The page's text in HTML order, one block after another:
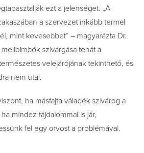
ezt a jelenséget. „A
a szervezet inkább termel
mint kevesebbet” – magyarázta Dr.
szivárgása tehát a
velejárójának tekinthető, és
nem utal.
ha másfajta váladék szivárog a
mindez fájdalommal is jár,
fel egy orvost a problémával.